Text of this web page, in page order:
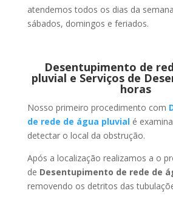
atendemos todos os dias da
sábados, domingos e feriados.
Desentupimento de
pluvial e Serviços de
horas
Nosso primeiro procedimento com
de rede de água pluvialé
detectar o local da obstrução.
Após a localização realizamos a o
de Desentupimento de rede de
removendo os detritos das